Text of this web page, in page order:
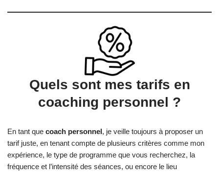
Quels sont mes tarifs en
coaching personnel ?
En tant que coach personnel, je veille toujours à proposer un
tarif juste, en tenant compte de plusieurs critères comme mon
expérience, le type de programme que vous recherchez, la
fréquence et l’intensité des séances, ou encore le lieu